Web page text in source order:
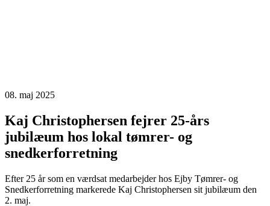
08. maj 2025
Kaj Christophersen fejrer 25-års
jubilæum hos lokal tømrer- og
snedkerforretning
Efter 25 år som en værdsat medarbejder hos Ejby Tømrer- og
Snedkerforretning markerede Kaj Christophersen sit jubilæum den
2. maj.